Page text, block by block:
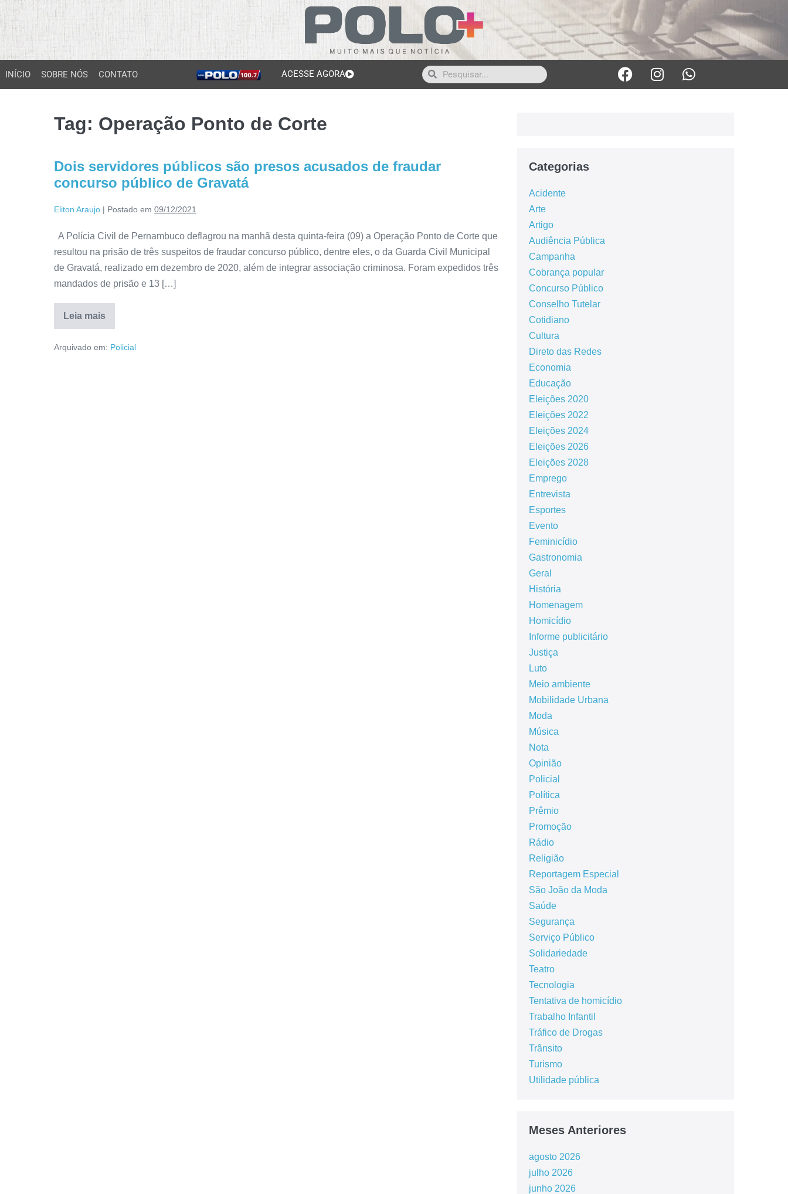
INÍCIO SOBRE NÓS CONTATO ACESSE AGORA
Tag: Operação Ponto de Corte
Dois servidores públicos são presos acusados de fraudar
concurso público de Gravatá
Eliton Araujo | Postado em 09/12/2021
A Polícia Civil de Pernambuco deflagrou na manhã desta quinta-feira (09) a Operação Ponto de Corte que
resultou na prisão de três suspeitos de fraudar concurso público, dentre eles, o da Guarda Civil Municipal
de Gravatá, realizado em dezembro de 2020, além de integrar associação criminosa. Foram expedidos três
mandados de prisão e 13 […]
Leia mais
Arquivado em: Policial
Categorias
Acidente
Arte
Artigo
Audiência Pública
Campanha
Cobrança popular
Concurso Público
Conselho Tutelar
Cotidiano
Cultura
Direto das Redes
Economia
Educação
Eleições 2020
Eleições 2022
Eleições 2024
Eleições 2026
Eleições 2028
Emprego
Entrevista
Esportes
Evento
Feminicídio
Gastronomia
Geral
História
Homenagem
Homicídio
Informe publicitário
Justiça
Luto
Meio ambiente
Mobilidade Urbana
Moda
Música
Nota
Opinião
Policial
Política
Prêmio
Promoção
Rádio
Religião
Reportagem Especial
São João da Moda
Saúde
Segurança
Serviço Público
Solidariedade
Teatro
Tecnologia
Tentativa de homicídio
Trabalho Infantil
Tráfico de Drogas
Trânsito
Turismo
Utilidade pública
Meses Anteriores
agosto 2026
julho 2026
junho 2026